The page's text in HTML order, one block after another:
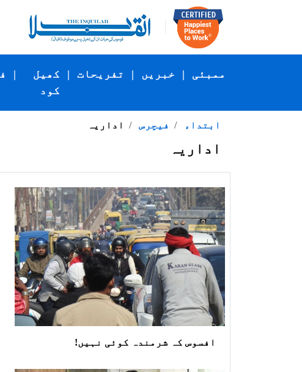
|
کھیل
کود
| تفریحات | خبریں | ممبئی
اداریہ فیچرس ابتداء
اداریہ
افسوس کہ شرمندہ کوئی نہیں!